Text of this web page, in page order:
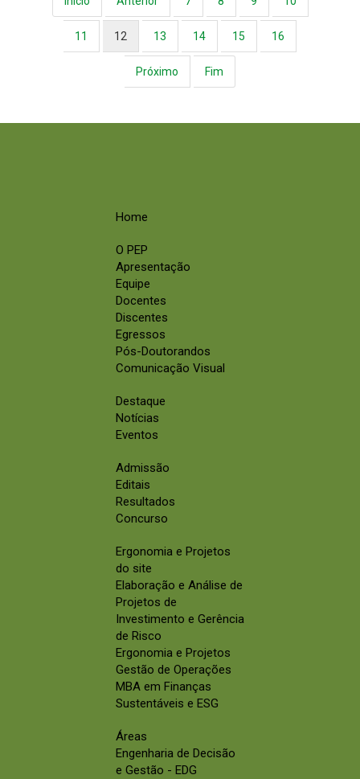
11 12 13 14 15 16
Próximo Fim
Home
O PEP
Apresentação
Equipe
Docentes
Discentes
Egressos
Pós-Doutorandos
Comunicação Visual
Destaque
Notícias
Eventos
Admissão
Editais
Resultados
Concurso
Ergonomia e Projetos
do site
Elaboração e Análise de
Projetos de
Investimento e Gerência
de Risco
Ergonomia e Projetos
Gestão de Operações
MBA em Finanças
Sustentáveis e ESG
Áreas
Engenharia de Decisão
e Gestão - EDG